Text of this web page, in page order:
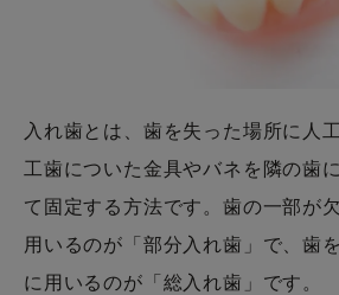
入れ歯とは、歯を失った場所に人
工歯についた金具やバネを隣の歯
て固定する方法です。歯の一部が
用いるのが「部分入れ歯」で、歯
に用いるのが「総入れ歯」です。